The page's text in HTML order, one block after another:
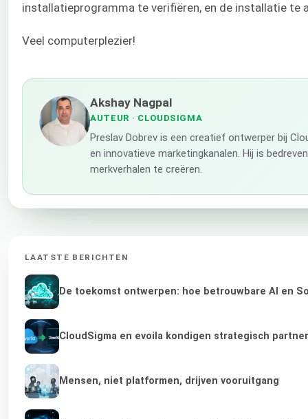
installatieprogramma te verifiëren, en de installatie te
Veel computerplezier!
Akshay Nagpal
AUTEUR · CLOUDSIGMA
Preslav Dobrev is een creatief ontwerper bij
en innovatieve marketingkanalen. Hij is
merkverhalen te creëren.
LAATSTE BERICHTEN
De toekomst ontwerpen: hoe betrouwbare AI en
CloudSigma en evoila kondigen strategisch
Mensen, niet platformen, drijven vooruitgang